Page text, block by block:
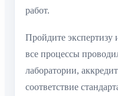
работ.
Пройдите
все процессы
лаборатории,
соответствие